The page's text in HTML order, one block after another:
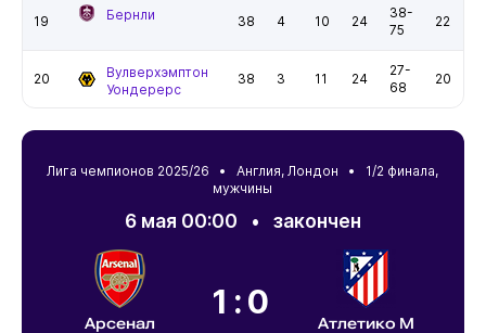
19 Бернли 38 4 10 24
38-
75
22
20
Вулверхэмптон
Уондерерс
38 3 11 24
27-
68
20
Лига чемпионов 2025/26 •Англия, Лондон • 1/2 финала,
мужчины
6 мая 00:00 • закончен
Арсенал
1:0
Атлетико М